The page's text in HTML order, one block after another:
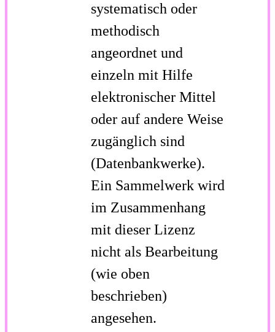
systematisch oder
methodisch
angeordnet und
einzeln mit Hilfe
elektronischer Mittel
oder auf andere Weise
zugänglich sind
(Datenbankwerke).
Ein Sammelwerk wird
im Zusammenhang
mit dieser Lizenz
nicht als Bearbeitung
(wie oben
beschrieben)
angesehen.